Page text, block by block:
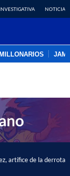
NOTICIAS
artífice de la